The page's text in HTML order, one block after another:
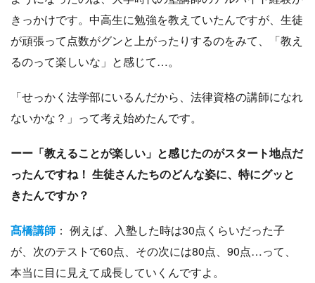
きっかけです。中高生に勉強を教えていたんですが、生徒
が頑張って点数がグンと上がったりするのをみて、「教え
るのって楽しいな」と感じて…。
「せっかく法学部にいるんだから、法律資格の講師になれ
ないかな？」って考え始めたんです。
ーー「教えることが楽しい」と感じたのがスタート地点だ
ったんですね！ 生徒さんたちのどんな姿に、特にグッと
きたんですか？
髙橋講師 ： 例えば、入塾した時は30点くらいだった子
が、次のテストで60点、その次には80点、90点…って、
本当に目に見えて成長していくんですよ。